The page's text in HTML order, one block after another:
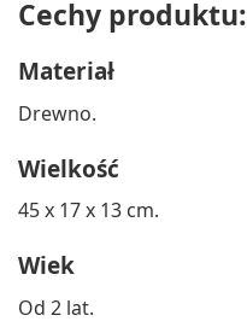
Cechy produktu:
Materiał
Drewno.
Wielkość
45 x 17 x 13 cm.
Wiek
Od 2 lat.